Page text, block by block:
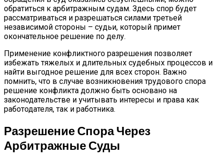
обратиться к арбитражным судам. Здесь спор будет
рассматриваться и разрешаться силами третьей
независимой стороны – судьи, который примет
окончательное решение по делу.
Применение конфликтного разрешения позволяет
избежать тяжелых и длительных судебных процессов и
найти выгодное решение для всех сторон. Важно
помнить, что в случае возникновения трудового спора
решение конфликта должно быть основано на
законодательстве и учитывать интересы и права как
работодателя, так и работника.
Разрешение Спора Через
Арбитражные Суды